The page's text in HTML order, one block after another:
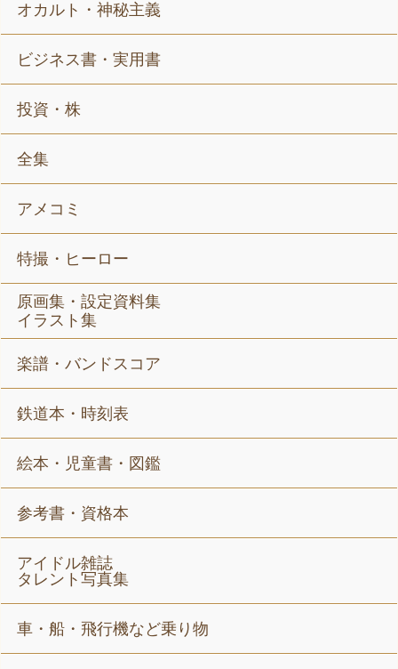
オカルト・神秘主義
ビジネス書・実用書
投資・株
全集
アメコミ
特撮・ヒーロー
原画集・設定資料集
イラスト集
楽譜・バンドスコア
鉄道本・時刻表
絵本・児童書・図鑑
参考書・資格本
アイドル雑誌
タレント写真集
車・船・飛行機など乗り物